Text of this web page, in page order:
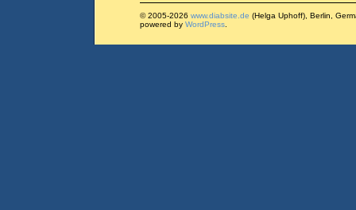
© 2005-2026 www.diabsite.de (Helga Uphoff), Berlin,
powered by WordPress.